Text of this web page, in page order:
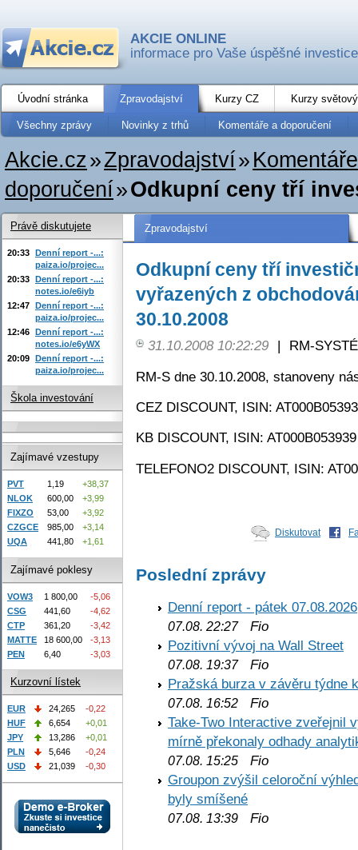
AKCIE ONLINE
informace pro Vaše úspěšné investice
Úvodní stránka Zpravodajství Kurzy CZ Kurzy
Všechny zprávy Novinky z trhů Komentáře a doporučení
Akcie.cz»Zpravodajství»
doporučení»Odkupní ceny tří
Zpravodajství
Odkupní ceny tří
vyřazených z
30.10.2008
31.10.2008 10:22:29 |
RM-
RM-S dne 30.10.2008, stanoveny
CEZ DISCOUNT, ISIN:
KB DISCOUNT, ISIN:
TELEFONO2 DISCOUNT, ISIN:
Diskutovat
Poslední zprávy
Denní report - pátek 07.08.2026
07.08. 22:27Fio
Pozitivní vývoj na Wall Street
07.08. 19:37Fio
Pražská burza v závěru týdne
07.08. 16:52 Fio
Take-Two Interactive zveřejnil
mírně překonaly odhady
07.08. 15:25 Fio
Groupon zvýšil celoroční
byly smíšené
07.08. 13:39 Fio
Právě diskutujete
20:33 Denní report -...:
paiza.io/projec...
20:33 Denní report -...:
notes.io/e6iyb
12:47 Denní report -...:
paiza.io/projec...
12:46 Denní report -...:
notes.io/e6yWX
20:09 Denní report -...:
paiza.io/projec...
Škola investování
Zajímavé vzestupy
PVT 1,19
+38,37
NLOK
600,00
+3,99
FIXZO
53,00
+3,92
CZGCE
985,00
+3,14
UQA
441,80 +1,61
Zajímavé poklesy
VOW3 1 800,00
-5,06
CSG
441,60
-4,62
CTP
361,20
-3,42
MATTE
18 600,00
-3,13
PEN
6,40 -3,03
Kurzovní lístek
EUR 24,265
-0,22
HUF
6,654
+0,01
JPY
13,286
+0,01
PLN
5,646
-0,24
USD
21,039 -0,30